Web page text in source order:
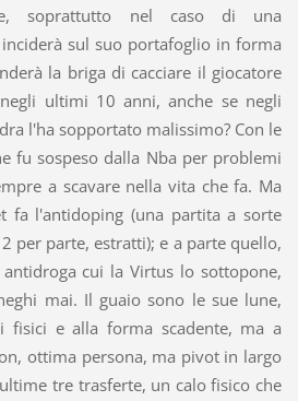
soprattutto nel caso di una
sul suo portafoglio in forma
la briga di cacciare il giocatore
ultimi 10 anni, anche se negli
l'ha sopportato malissimo? Con le
fu sospeso dalla Nba per problemi
a scavare nella vita che fa. Ma
fa l'antidoping (una partita a sorte
per parte, estratti); e a parte quello,
cui la Virtus lo sottopone,
mai. Il guaio sono le sue lune,
fisici e alla forma scadente, ma a
ottima persona, ma pivot in largo
tre trasferte, un calo fisico che